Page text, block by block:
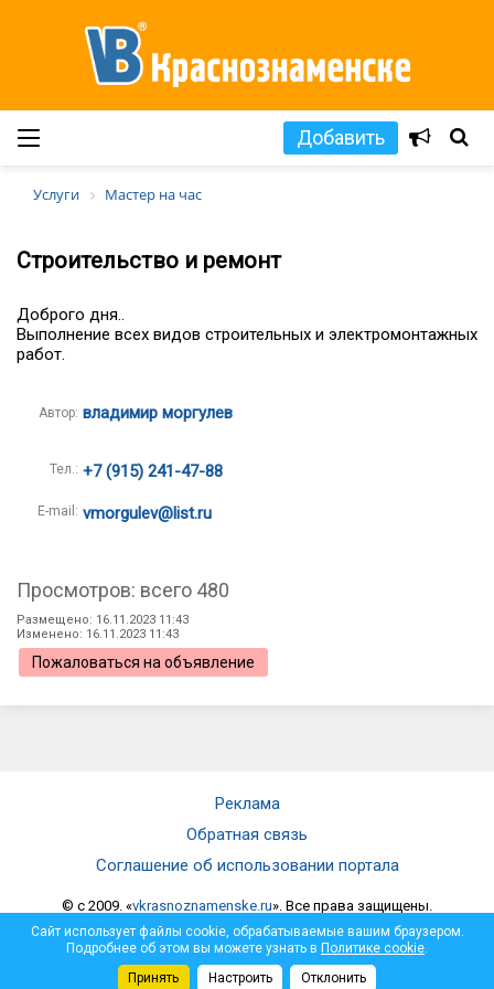
Добавить
Услуги Мастер на час
Строительство и ремонт
Доброго дня..
Выполнение всех видов строительных и электромонтажных
работ.
Автор: владимир моргулев
Тел.: +7 (915) 241-47-88
E-mail: vmorgulev@list.ru
Просмотров: всего 480
Размещено: 16.11.2023 11:43
Изменено: 16.11.2023 11:43
Пожаловаться на объявление
Реклама
Обратная связь
Соглашение об использовании портала
© c 2009. «vkrasnoznamenske.ru». Все права защищены.
Мнение администрации не всегда совпадает с мнением автора.
Администрация не несет ответственности за достоверность
опубликованной информации и за отзывы, оставленные
посетителями под материалами, публикуемыми на сайте.
Сайт использует файлы cookie, обрабатываемые вашим браузером.
Подробнее об этом вы можете узнать в Политике cookie.
Принять
Настроить Отклонить